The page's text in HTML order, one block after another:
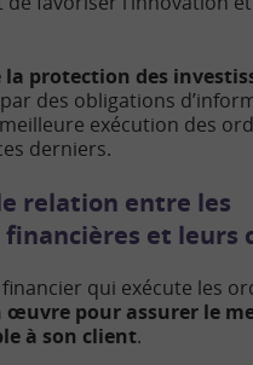
la protection des
par des obligations
exécution des
derniers.
relation entre les
et leurs
qui exécute les
pour assurer le
à son client.